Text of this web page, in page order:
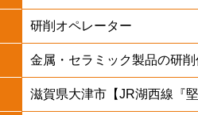
研削オペレーター
金属・セラミック製品の研削
滋賀県大津市【JR湖西線